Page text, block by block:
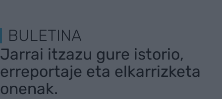
BULETINA
Jarrai itzazu gure istorio,
erreportaje eta elkarrizketa
onenak.